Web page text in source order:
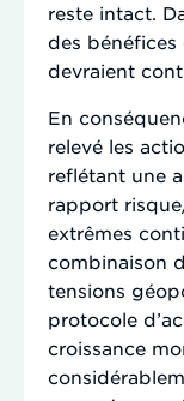
reste intact.
des bénéfices
devraient
En
relevé les
reflétant une
rapport
extrêmes
combinaison
tensions
protocole
croissance